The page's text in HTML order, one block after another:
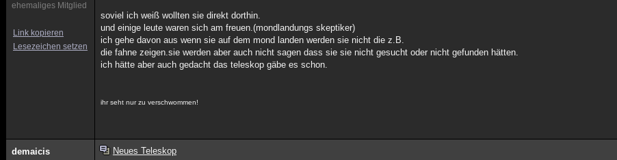
ehemaliges Mitglied
Link kopieren
Lesezeichen setzen
soviel ich weiß wollten sie direkt dorthin.
und einige leute waren sich am freuen.(mondlandungs skeptiker)
ich gehe davon aus wenn sie auf dem mond landen werden sie nicht die z.B.
die fahne zeigen.sie werden aber auch nicht sagen dass sie sie nicht gesucht oder nicht gefunden hätten.
ich hätte aber auch gedacht das teleskop gäbe es schon.
ihr seht nur zu verschwommen!
demaicis Neues Teleskop